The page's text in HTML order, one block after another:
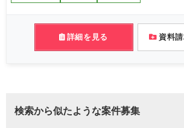
詳細を見る 資料
検索から似たような案件募集